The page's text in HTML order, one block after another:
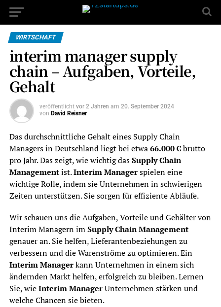
WIRTSCHAFT
interim manager supply
chain – Aufgaben, Vorteile,
Gehalt
veröffentlicht vor 2 Jahren am 20. September 2024
von David Reisner
Das durchschnittliche Gehalt eines Supply Chain
Managers in Deutschland liegt bei etwa66.000 €brutto
pro Jahr. Das zeigt, wie wichtig dasSupply Chain
Managementist.Interim Managerspielen eine
wichtige Rolle, indem sie Unternehmen in schwierigen
Zeiten unterstützen. Sie sorgen für effiziente Abläufe.
Wir schauen uns die Aufgaben, Vorteile und Gehälter von
Interim Managern imSupply Chain Management
genauer an. Sie helfen, Lieferantenbeziehungen zu
verbessern und die Warenströme zu optimieren. Ein
Interim Managerkann Unternehmen in einem sich
ändernden Markt helfen, erfolgreich zu bleiben. Lernen
Sie, wieInterim ManagerUnternehmen stärken und
welche Chancen sie bieten.